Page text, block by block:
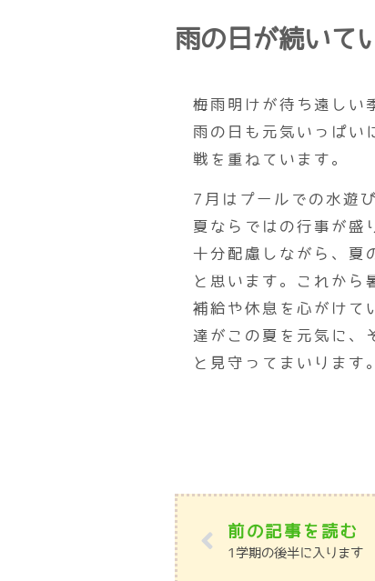
雨の日が続いて
梅雨明けが待ち遠しい
雨の日も元気いっぱい
戦を重ねています。
7月はプールでの水遊
夏ならではの行事が盛
十分配慮しながら、夏
と思います。これから
補給や休息を心がけて
達がこの夏を元気に、
と見守ってまいります
前の記事を読む
1学期の後半に入ります